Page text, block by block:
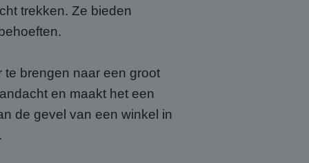
trekken. Ze bieden
brengen naar een groot
en maakt het een
de gevel van een winkel in
service
De
om
de sessiestatus
op